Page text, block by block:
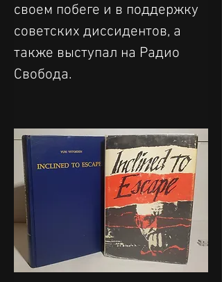
своем побеге и в поддержку
советских диссидентов, а
также выступал на Радио
Свобода.